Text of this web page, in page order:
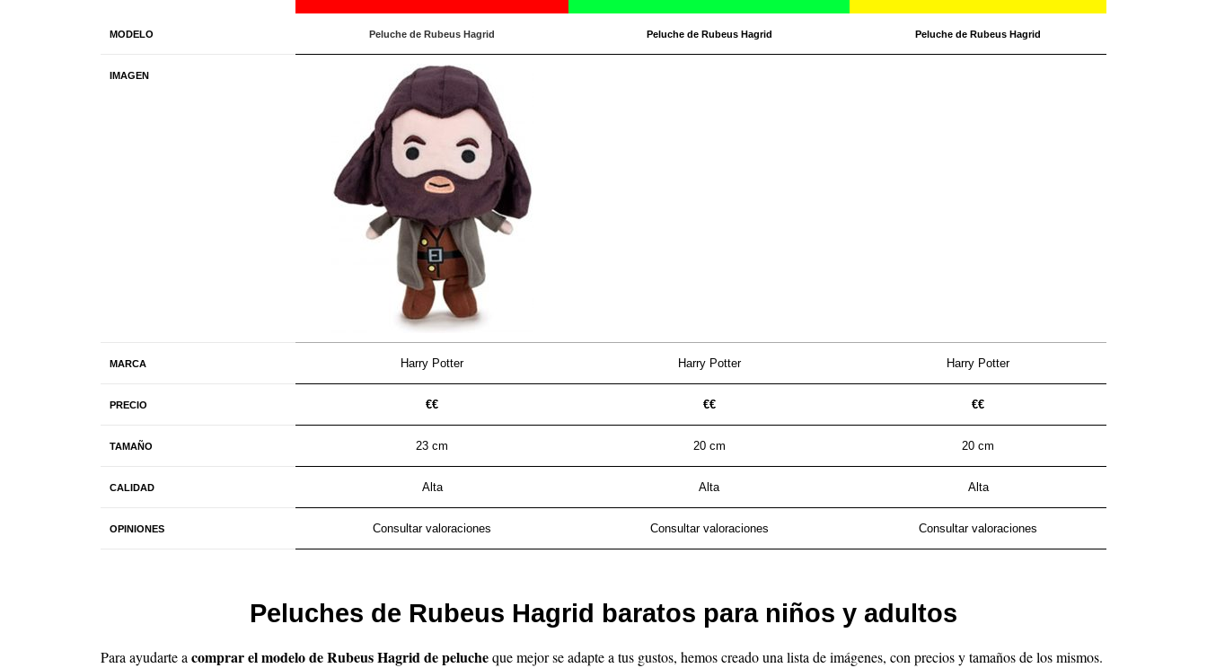
MODELO Peluche de Rubeus Hagrid Peluche de Rubeus Hagrid Peluche de Rubeus Hagrid
IMAGEN
MARCA Harry Potter Harry Potter Harry Potter
PRECIO €€ €€ €€
TAMAÑO 23 cm 20 cm 20 cm
CALIDAD Alta Alta Alta
OPINIONES Consultar valoraciones Consultar valoraciones Consultar valoraciones
Peluches de Rubeus Hagrid baratos para niños y adultos
Para ayudarte a comprar el modelo de Rubeus Hagrid de pelucheque mejor se adapte a tus gustos, hemos creado una lista de imágenes, con precios y tamaños de los mismos.